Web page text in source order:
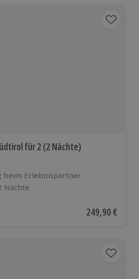
für 2 (2 Nächte)
beim Erlebnispartner
Nächte
basierend auf 6 BewertungenAktueller Preis
249,90 €